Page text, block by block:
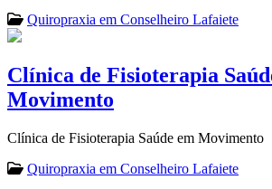
Quiropraxia em Conselheiro Lafaiete
Clínica de Fisioterapia
Movimento
Clínica de Fisioterapia Saúde em Movimento
Quiropraxia em Conselheiro Lafaiete